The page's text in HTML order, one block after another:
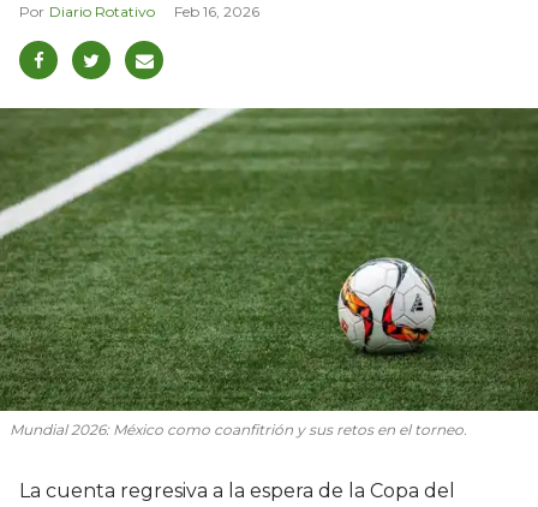
Diario Rotativo Feb 16, 2026
Mundial 2026: México como coanfitrión y sus retos en el torneo.
La cuenta regresiva a la espera de la Copa del